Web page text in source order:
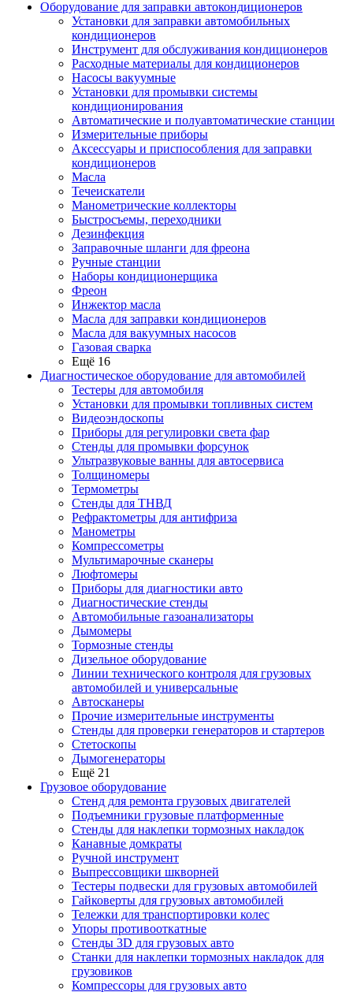
Оборудование для заправки автокондиционеров
Установки для заправки автомобильных
кондиционеров
Инструмент для обслуживания кондиционеров
Расходные материалы для кондиционеров
Насосы вакуумные
Установки для промывки системы
кондиционирования
Автоматические и полуавтоматические станции
Измерительные приборы
Аксессуары и приспособления для заправки
кондиционеров
Масла
Течеискатели
Манометрические коллекторы
Быстросъемы, переходники
Дезинфекция
Заправочные шланги для фреона
Ручные станции
Наборы кондиционерщика
Фреон
Инжектор масла
Масла для заправки кондиционеров
Масла для вакуумных насосов
Газовая сварка
Ещё 16
Диагностическое оборудование для автомобилей
Тестеры для автомобиля
Установки для промывки топливных систем
Видеоэндоскопы
Приборы для регулировки света фар
Стенды для промывки форсунок
Ультразвуковые ванны для автосервиса
Толщиномеры
Термометры
Стенды для ТНВД
Рефрактометры для антифриза
Манометры
Компрессометры
Мультимарочные сканеры
Люфтомеры
Приборы для диагностики авто
Диагностические стенды
Автомобильные газоанализаторы
Дымомеры
Тормозные стенды
Дизельное оборудование
Линии технического контроля для грузовых
автомобилей и универсальные
Автосканеры
Прочие измерительные инструменты
Стенды для проверки генераторов и стартеров
Стетоскопы
Дымогенераторы
Ещё 21
Грузовое оборудование
Стенд для ремонта грузовых двигателей
Подъемники грузовые платформенные
Стенды для наклепки тормозных накладок
Канавные домкраты
Ручной инструмент
Выпрессовщики шкворней
Тестеры подвески для грузовых автомобилей
Гайковерты для грузовых автомобилей
Тележки для транспортировки колес
Упоры противооткатные
Стенды 3D для грузовых авто
Станки для наклепки тормозных накладок для
грузовиков
Компрессоры для грузовых авто